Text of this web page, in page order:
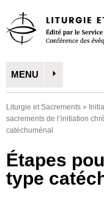
MENU
Liturgie et Sacrements »
sacrements de l’initiation
catéchuménal
Étapes
type